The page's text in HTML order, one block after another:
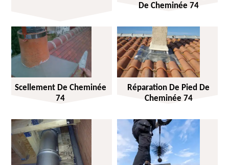
De Cheminée 74
Scellement De Cheminée
74
Réparation De Pied De
Cheminée 74